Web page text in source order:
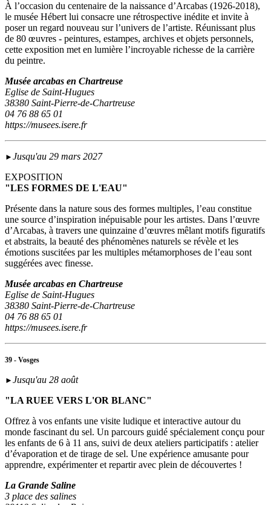
À l’occasion du centenaire de la naissance d’Arcabas (1926-2018),
le musée Hébert lui consacre une rétrospective inédite et invite à
poser un regard nouveau sur l’univers de l’artiste. Réunissant plus
de 80 œuvres - peintures, estampes, archives et objets personnels,
cette exposition met en lumière l’incroyable richesse de la carrière
du peintre.
Musée arcabas en Chartreuse
Eglise de Saint-Hugues
38380 Saint-Pierre-de-Chartreuse
04 76 88 65 01
https://musees.isere.fr
► Jusqu'au 29 mars 2027
EXPOSITION
"LES FORMES DE L'EAU"
Présente dans la nature sous des formes multiples, l’eau constitue
une source d’inspiration inépuisable pour les artistes. Dans l’œuvre
d’Arcabas, à travers une quinzaine d’œuvres mêlant motifs figuratifs
et abstraits, la beauté des phénomènes naturels se révèle et les
émotions suscitées par les multiples métamorphoses de l’eau sont
suggérées avec finesse.
Musée arcabas en Chartreuse
Eglise de Saint-Hugues
38380 Saint-Pierre-de-Chartreuse
04 76 88 65 01
https://musees.isere.fr
39 - Vosges
► Jusqu'au 28 août
"LA RUEE VERS L'OR BLANC"
Offrez à vos enfants une visite ludique et interactive autour du
monde fascinant du sel. Un parcours guidé spécialement conçu pour
les enfants de 6 à 11 ans, suivi de deux ateliers participatifs : atelier
d’évaporation et de tirage de sel. Une expérience amusante pour
apprendre, expérimenter et repartir avec plein de découvertes !
La Grande Saline
3 place des salines